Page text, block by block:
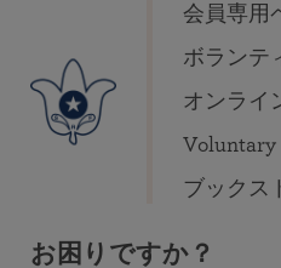
会員専用
ボランテ
オンライ
Voluntary
ブックス
お困りですか？